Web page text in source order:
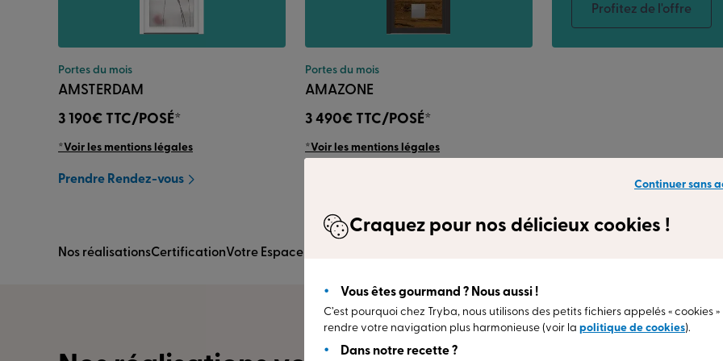
Portes du mois
AMSTERDAM
3 190€ TTC/POSÉ*
*Voir les mentions légales
Prendre Rendez-vous
Portes du mois
AMAZONE
3 490€ TTC/POSÉ*
*Voir les mentions légales
Profitez de l'offre
Nos réalisationsCertificationVotre Espace Conseil
Continuer sans
Craquez pour nos délicieux cookies !
Vous êtes gourmand ? Nous aussi !
C’est pourquoi chez Tryba, nous utilisons des petits fichiers appelés « cookies
rendre votre navigation plus harmonieuse (voir la politique de cookies).
Dans notre recette ?